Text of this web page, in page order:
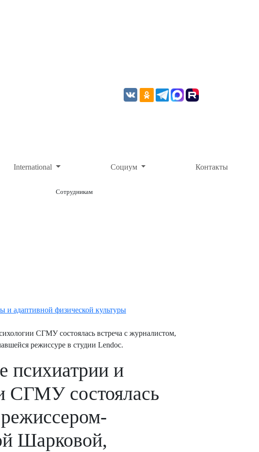
International Социум Контакты
Сотрудникам
и адаптивной физической культуры
СГМУ состоялась встреча с журналистом,
режиссуре в студии Lendoc.
психиатрии и
СГМУ состоялась
Шарковой,